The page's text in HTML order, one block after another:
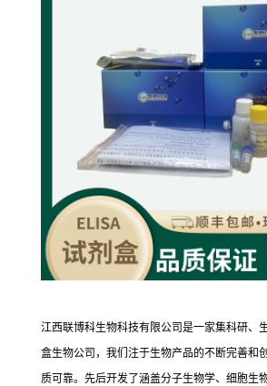
江西联博科生物科技有限公司是一家集科研、
盒生物公司，我们注于生物产品的不断完善和
质可靠。先后开发了涵盖分子生物学、细胞生